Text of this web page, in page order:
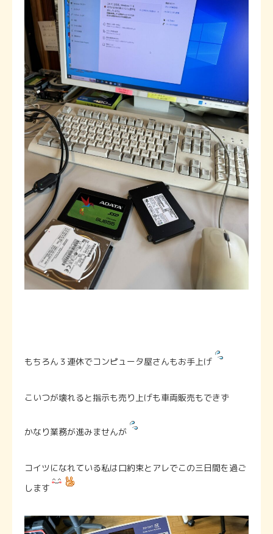
もちろん３連休でコンピュータ屋さんもお手上げ
こいつが壊れると指示も売り上げも車両販売もできず
かなり業務が進みませんが
コイツになれている私は口約束とアレでこの三日間を過ご
します